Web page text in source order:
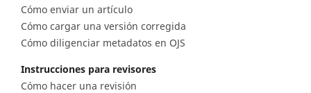
Cómo enviar un artículo
Cómo cargar una versión corregida
Cómo diligenciar metadatos en OJS
Instrucciones para revisores
Cómo hacer una revisión